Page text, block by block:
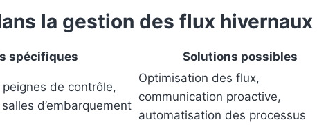
la gestion des flux hivernaux
spécifiques Solutions possibles
de contrôle,
d’embarquement
Optimisation des flux,
communication proactive,
automatisation des processus